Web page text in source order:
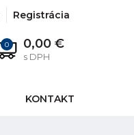
Registrácia
0 0,00 €
s DPH
KONTAKT